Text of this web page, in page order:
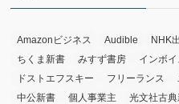
ー
Amazonビジネス Audible NHK
ちくま新書
みすず書房 インボイ
ドストエフスキー
フリーランス
中公新書
個人事業主 光文社古